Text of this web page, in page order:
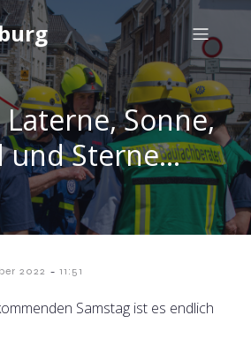
Sonne,
und Sterne…
2022 - 11:51
Samstag ist es endlich